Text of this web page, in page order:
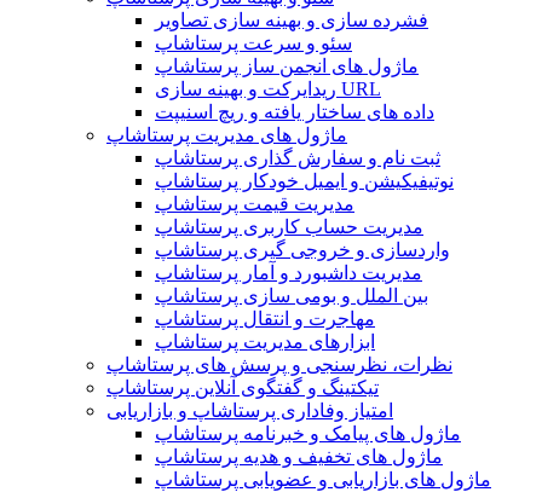
فشرده سازی و بهینه سازی تصاویر
سئو و سرعت پرستاشاپ
ماژول های انجمن ساز پرستاشاپ
ریدایرکت و بهینه سازی URL
داده های ساختار یافته و ریچ اسنیپت
ماژول های مدیریت پرستاشاپ
ثبت نام و سفارش گذاری پرستاشاپ
نوتیفیکیشن و ایمیل خودکار پرستاشاپ
مدیریت قیمت پرستاشاپ
مدیریت حساب کاربری پرستاشاپ
واردسازی و خروجی گیری پرستاشاپ
مدیریت داشبورد و آمار پرستاشاپ
بین الملل و بومی سازی پرستاشاپ
مهاجرت و انتقال پرستاشاپ
ابزارهای مدیریت پرستاشاپ
نظرات، نظرسنجی و پرسش های پرستاشاپ
تیکتینگ و گفتگوی آنلاین پرستاشاپ
امتیاز وفاداری پرستاشاپ و بازاریابی
ماژول های پیامک و خبرنامه پرستاشاپ
ماژول های تخفیف و هدیه پرستاشاپ
ماژول های بازاریابی و عضویابی پرستاشاپ